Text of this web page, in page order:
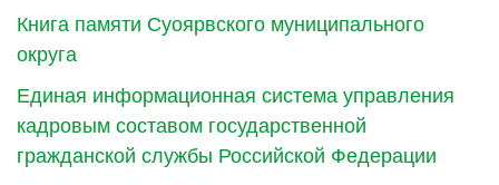
Книга памяти Суоярвского муниципального
округа
Единая информационная система управления
кадровым составом государственной
гражданской службы Российской Федерации